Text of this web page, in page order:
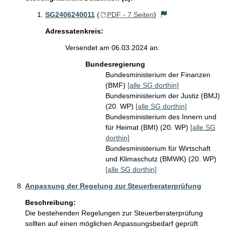
SG2406240011 ( PDF - 7 Seiten)
Adressatenkreis:
Versendet am 06.03.2024 an:
Bundesregierung
Bundesministerium der Finanzen
(BMF) [alle SG dorthin]
Bundesministerium der Justiz (BMJ)
(20. WP) [alle SG dorthin]
Bundesministerium des Innern und
für Heimat (BMI) (20. WP) [alle SG
dorthin]
Bundesministerium für Wirtschaft
und Klimaschutz (BMWK) (20. WP)
[alle SG dorthin]
Anpassung der Regelung zur Steuerberaterprüfung
Beschreibung:
Die bestehenden Regelungen zur Steuerberaterprüfung
sollten auf einen möglichen Anpassungsbedarf geprüft